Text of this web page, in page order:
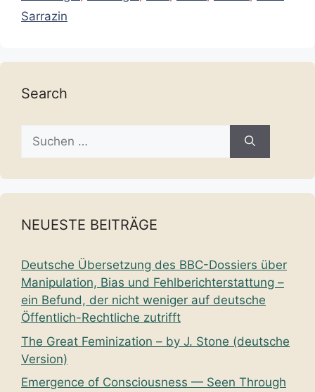
Sarrazin
Search
Suche
nach:
NEUESTE BEITRÄGE
Deutsche Übersetzung des BBC-Dossiers über
Manipulation, Bias und Fehlberichterstattung –
ein Befund, der nicht weniger auf deutsche
Öffentlich-Rechtliche zutrifft
The Great Feminization – by J. Stone (deutsche
Version)
Emergence of Consciousness — Seen Through